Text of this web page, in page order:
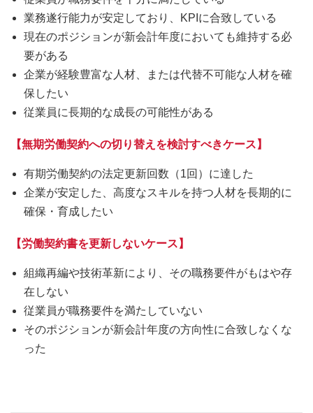
業務遂行能力が安定しており、KPIに合致している
現在のポジションが新会計年度においても維持する必
要がある
企業が経験豊富な人材、または代替不可能な人材を確
保したい
従業員に長期的な成長の可能性がある
【無期労働契約への切り替えを検討すべきケース】
有期労働契約の法定更新回数（1回）に達した
企業が安定した、高度なスキルを持つ人材を長期的に
確保・育成したい
【労働契約書を更新しないケース】
組織再編や技術革新により、その職務要件がもはや存
在しない
従業員が職務要件を満たしていない
そのポジションが新会計年度の方向性に合致しなくな
った